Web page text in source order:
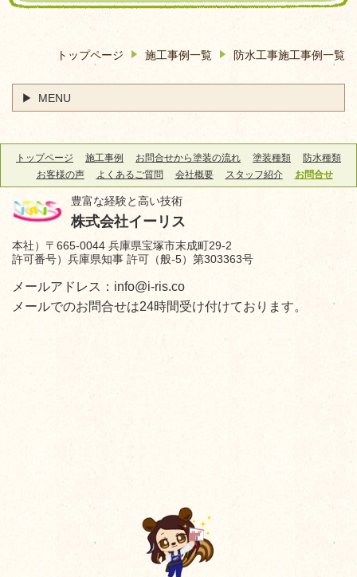
トップページ 施工事例一覧 防水工事施工事例一覧
MENU
トップページ 施工事例 お問合せから塗装の流れ 塗装種類
防水種類
お客様の声
よくあるご質問 会社概要 スタッフ紹介 お問合せ
豊富な経験と高い技術
株式会社イーリス
本社）〒665-0044 兵庫県宝塚市末成町29-2
許可番号）兵庫県知事 許可（般-5）第303363号
メールアドレス：info@i-ris.co
メールでのお問合せは24時間受け付けております。